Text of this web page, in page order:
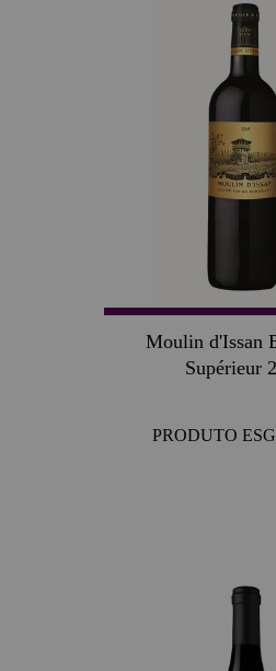
Moulin d'Issan
Supérieur
PRODUTO